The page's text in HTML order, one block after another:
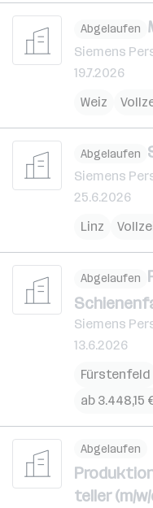
Abgelaufen
Siemens
19.7.2026
Weiz
Abgelaufen
Siemens
25.6.2026
Linz
Abgelaufen
Siemens
13.6.2026
Fürstenfeld
ab
Abgelaufen
teller (m/